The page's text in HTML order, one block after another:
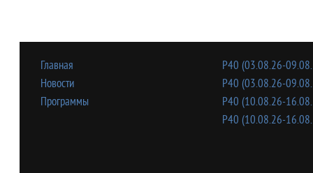
Главная
Новости
Программы
Р40 (03.08.26-
Р40 (03.08.26-
Р40 (10.08.26-
Р40 (10.08.26-